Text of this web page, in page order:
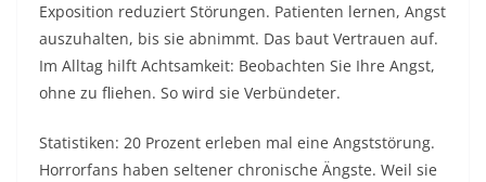
Exposition reduziert Störungen. Patienten lernen, Angst
auszuhalten, bis sie abnimmt. Das baut Vertrauen auf.
Im Alltag hilft Achtsamkeit: Beobachten Sie Ihre Angst,
ohne zu fliehen. So wird sie Verbündeter.​
Statistiken: 20 Prozent erleben mal eine Angststörung.
Horrorfans haben seltener chronische Ängste. Weil sie